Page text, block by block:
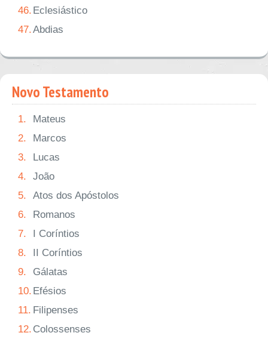
46. Eclesiástico
47.Abdias
Novo Testamento
1.
Mateus
2.
Marcos
3.
Lucas
4.
João
5.
Atos dos Apóstolos
6.
Romanos
7.
I Coríntios
8.
II Coríntios
9.
Gálatas
10. Efésios
11. Filipenses
12. Colossenses